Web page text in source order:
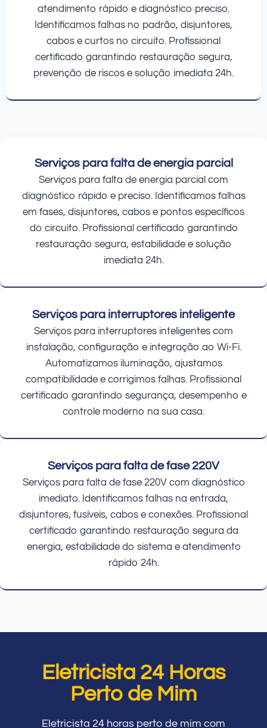
atendimento rápido e diagnóstico preciso.
Identificamos falhas no padrão, disjuntores,
cabos e curtos no circuito. Profissional
certificado garantindo restauração segura,
prevenção de riscos e solução imediata 24h.
Serviços para falta de energia parcial
Serviços para falta de energia parcial com
diagnóstico rápido e preciso. Identificamos falhas
em fases, disjuntores, cabos e pontos específicos
do circuito. Profissional certificado garantindo
restauração segura, estabilidade e solução
imediata 24h.
Serviços para interruptores inteligente
Serviços para interruptores inteligentes com
instalação, configuração e integração ao Wi-Fi.
Automatizamos iluminação, ajustamos
compatibilidade e corrigimos falhas. Profissional
certificado garantindo segurança, desempenho e
controle moderno na sua casa.
Serviços para falta de fase 220V
Serviços para falta de fase 220V com diagnóstico
imediato. Identificamos falhas na entrada,
disjuntores, fusíveis, cabos e conexões. Profissional
certificado garantindo restauração segura da
energia, estabilidade do sistema e atendimento
rápido 24h.
Eletricista 24 Horas
Perto de Mim
Eletricista 24 horas perto de mim com